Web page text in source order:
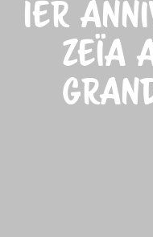
1ER
ZEÏA